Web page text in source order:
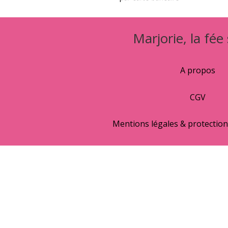
Marjorie, la fée
A propos
CGV
Mentions légales &